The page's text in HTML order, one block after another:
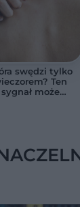
swędzi tylko
Ten
sygnał może